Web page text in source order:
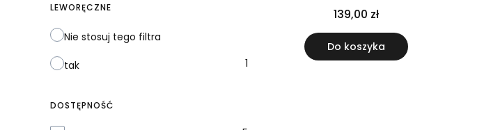
LEWORĘCZNE
Nie stosuj tego filtra
tak 1
DOSTĘPNOŚĆ
139,00 zł
Do koszyka